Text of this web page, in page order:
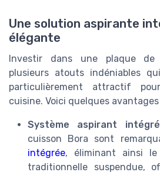
Une solution aspirante
élégante
Investir dans une plaque de
plusieurs atouts indéniables
particulièrement attractif
cuisine. Voici quelques
Système aspirant intégré
cuisson Bora sont
intégrée, éliminant ainsi
traditionnelle suspendue,